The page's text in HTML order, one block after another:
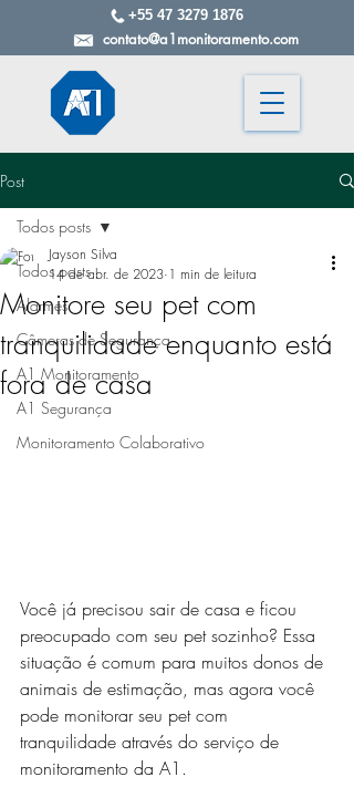
+55 47 3279 1876
contato@a1monitoramento.com
Post
Todos posts
Alarmes
Câmeras de Segurança
A1 Monitoramento
A1 Segurança
Monitoramento Colaborativo
Todos posts
Monitore seu pet com
tranquilidade enquanto está
fora de casa
Jayson Silva
14 de abr. de 2023 1 min de leitura
Você já precisou sair de casa e ficou
preocupado com seu pet sozinho? Essa
situação é comum para muitos donos de
animais de estimação, mas agora você
pode monitorar seu pet com
tranquilidade através do serviço de
monitoramento da A1.